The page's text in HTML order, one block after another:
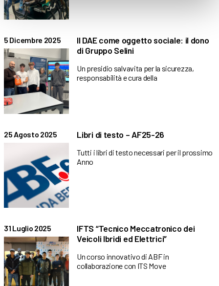
5 Dicembre 2025
Il DAE come oggetto sociale: il dono
di Gruppo Selini
Un presidio salvavita per la sicurezza,
responsabilità e cura della
25 Agosto 2025 Libri di testo – AF25-26
Tutti i libri di testo necessari per il prossimo
Anno
31 Luglio 2025
IFTS “Tecnico Meccatronico dei
Veicoli Ibridi ed Elettrici”
Un corso innovativo di ABF in
collaborazione con ITS Move